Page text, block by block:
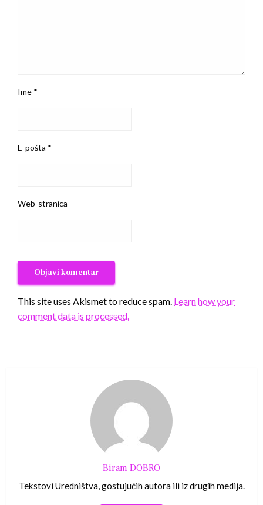
Ime *
E-pošta *
Web-stranica
This site uses Akismet to reduce spam. Learn how your
comment data is processed.
Biram DOBRO
Tekstovi Uredništva, gostujućih autora ili iz drugih medija.